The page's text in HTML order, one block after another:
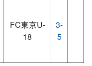
FC東京U-
18
3-
5